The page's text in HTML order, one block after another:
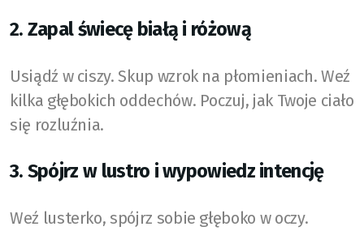
2. Zapal świecę białą i różową
Usiądź w ciszy. Skup wzrok na płomieniach. Weź
kilka głębokich oddechów. Poczuj, jak Twoje ciało
się rozluźnia.
3. Spójrz w lustro i wypowiedz intencję
Weź lusterko, spójrz sobie głęboko w oczy.